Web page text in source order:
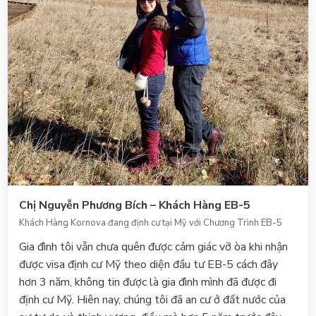
Chị Nguyễn Phương Bích – Khách Hàng EB-5
Khách Hàng Kornova đang định cư tại Mỹ với Chương Trình EB-5
Gia đình tôi vẫn chưa quên được cảm giác vỡ òa khi nhận
được visa định cư Mỹ theo diện đầu tư EB-5 cách đây
hơn 3 năm, không tin được là gia đình mình đã được đi
định cư Mỹ. Hiên nay, chúng tôi đã an cư ở đất nước của